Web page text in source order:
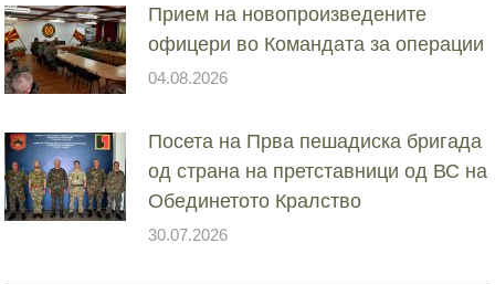
Прием на новопроизведените
офицери во Командата за операции
04.08.2026
Посета на Прва пешадиска бригада
од страна на претставници од ВС на
Обединетото Кралство
30.07.2026